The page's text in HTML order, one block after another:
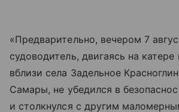
«Предварительно, вечером 7
судоводитель, двигаясь на
вблизи села Задельное
Самары, не убедился в
и столкнулся с другим